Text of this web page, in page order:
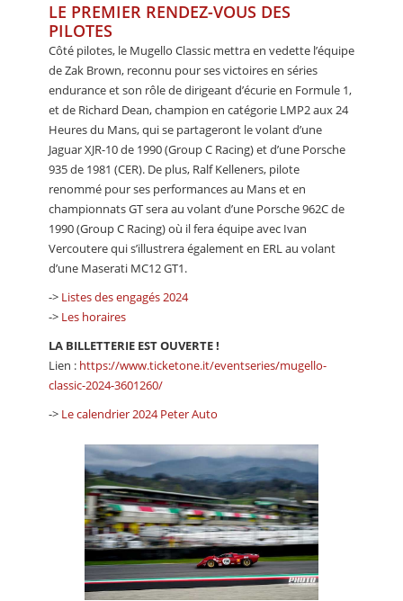
LE PREMIER RENDEZ-VOUS DES
PILOTES
Côté pilotes, le Mugello Classic mettra en vedette l’équipe
de Zak Brown, reconnu pour ses victoires en séries
endurance et son rôle de dirigeant d’écurie en Formule 1,
et de Richard Dean, champion en catégorie LMP2 aux 24
Heures du Mans, qui se partageront le volant d’une
Jaguar XJR-10 de 1990 (Group C Racing) et d’une Porsche
935 de 1981 (CER). De plus, Ralf Kelleners, pilote
renommé pour ses performances au Mans et en
championnats GT sera au volant d’une Porsche 962C de
1990 (Group C Racing) où il fera équipe avec Ivan
Vercoutere qui s’illustrera également en ERL au volant
d’une Maserati MC12 GT1.
-> Listes des engagés 2024
-> Les horaires
LA BILLETTERIE EST OUVERTE !
Lien : https://www.ticketone.it/eventseries/mugello-
classic-2024-3601260/
-> Le calendrier 2024 Peter Auto